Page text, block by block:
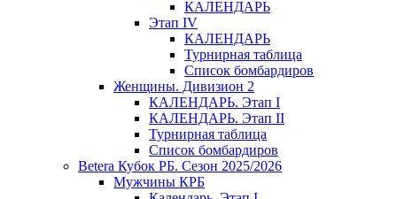
КАЛЕНДАРЬ
Этап IV
КАЛЕНДАРЬ
Турнирная таблица
Список бомбардиров
Женщины. Дивизион 2
КАЛЕНДАРЬ. Этап I
КАЛЕНДАРЬ. Этап II
Турнирная таблица
Список бомбардиров
Betera Кубок РБ. Сезон 2025/2026
Мужчины КРБ